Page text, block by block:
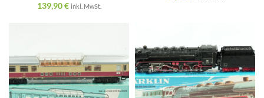
139,90€ inkl. MwSt.